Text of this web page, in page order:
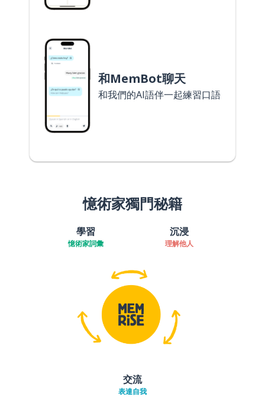
和MemBot聊天
和我們的AI語伴一起練習口語
憶術家獨門秘籍
學習
憶術家詞彙
沉浸
理解他人
交流
表達自我